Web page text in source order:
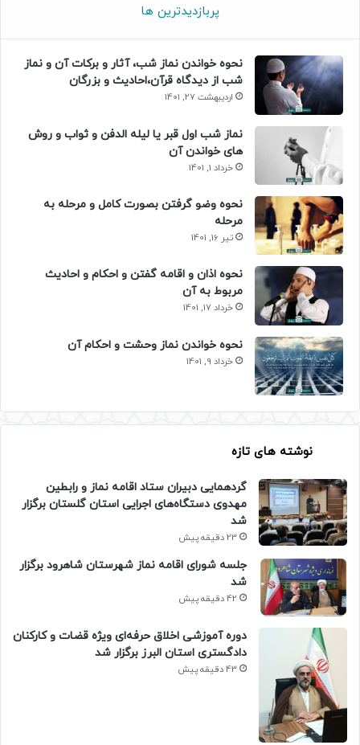
پربازدیدترین ها
نحوه خواندن نماز شب، آثار و برکات آن و نماز
شب از دیدگاه قرآن،احادیث و بزرگان
اردیبهشت 27, 1401
نماز شب اول قبر یا لیله الدفن و ثواب و روش
های خواندن آن
خرداد 1, 1401
نحوه وضو گرفتن بصورت کامل و مرحله به
مرحله
تیر 16, 1401
نحوه اذان و اقامه گفتن و احکام و احادیث
مربوط به آن
خرداد 17, 1401
نحوه خواندن نماز وحشت و احکام آن
خرداد 9, 1401
نوشته های تازه
گردهمایی دبیران ستاد اقامه نماز و رابطین
مهدوی دستگاه‌های اجرایی استان گلستان برگزار
شد
23 دقیقه پیش
جلسه شورای اقامه نماز شهرستان شاهرود برگزار
شد
42 دقیقه پیش
دوره آموزشی اخلاق حرفه‌ای ویژه قضات و کارکنان
دادگستری استان البرز برگزار شد
43 دقیقه پیش